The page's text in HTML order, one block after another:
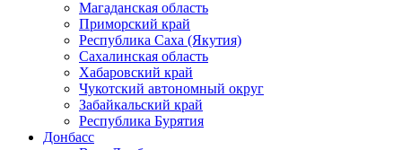
Магаданская область
Приморский край
Республика Саха (Якутия)
Сахалинская область
Хабаровский край
Чукотский автономный округ
Забайкальский край
Республика Бурятия
Донбасс